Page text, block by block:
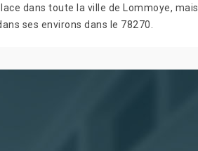
dans toute la ville de Lommoye, mais
ses environs dans le 78270.